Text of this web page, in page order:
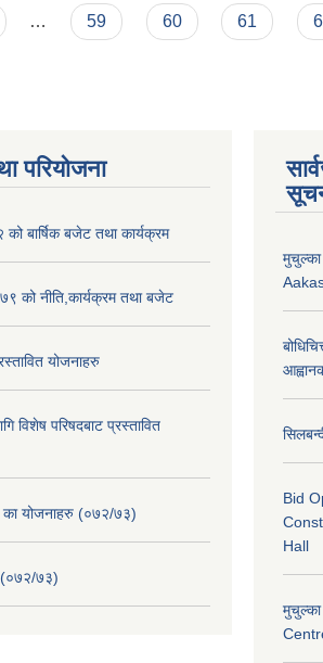
… 59 60 61
परियोजना
बार्षिक बजेट तथा कार्यक्रम
को नीति,कार्यक्रम तथा बजेट
योजनाहरु
विशेष परिषदबाट प्रस्तावित
का योजनाहरु (०७२/७३)
(०७२/७३)
Bid
Hall